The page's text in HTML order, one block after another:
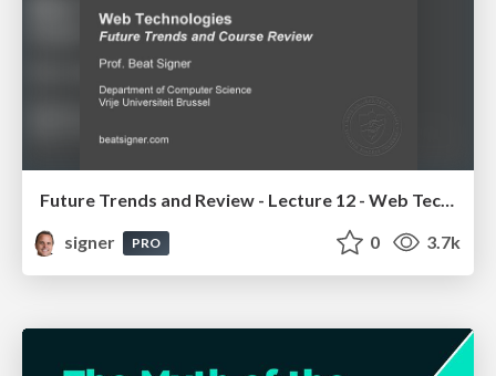
Future Trends and Review - Lecture 12 - Web Technologies (1019888BNR)
signer
PRO 0 3.7k